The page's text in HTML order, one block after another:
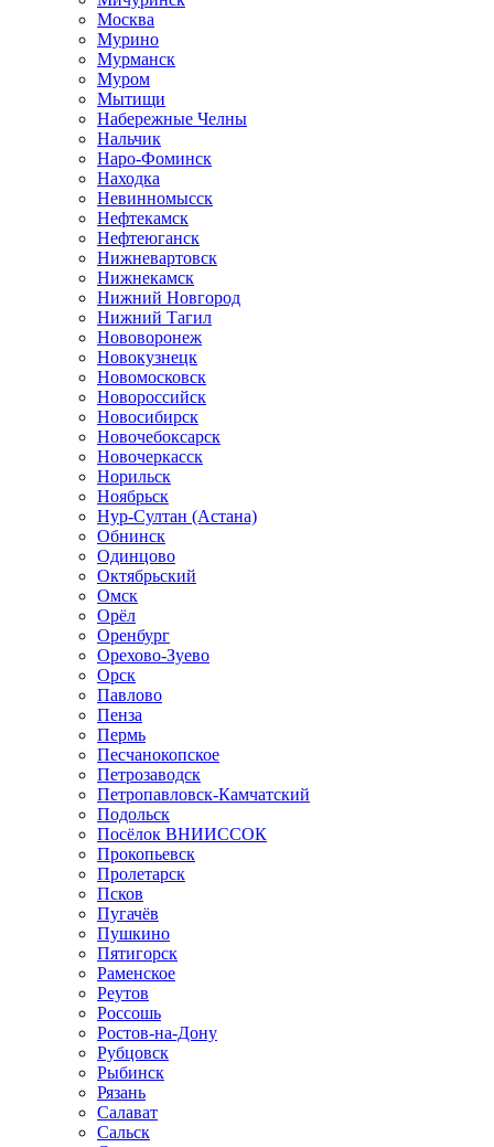
Москва
Мурино
Мурманск
Муром
Мытищи
Набережные Челны
Нальчик
Наро-Фоминск
Находка
Невинномысск
Нефтекамск
Нефтеюганск
Нижневартовск
Нижнекамск
Нижний Новгород
Нижний Тагил
Нововоронеж
Новокузнецк
Новомосковск
Новороссийск
Новосибирск
Новочебоксарск
Новочеркасск
Норильск
Ноябрьск
Нур-Султан (Астана)
Обнинск
Одинцово
Октябрьский
Омск
Орёл
Оренбург
Орехово-Зуево
Орск
Павлово
Пенза
Пермь
Песчанокопское
Петрозаводск
Петропавловск-Камчатский
Подольск
Посёлок ВНИИССОК
Прокопьевск
Пролетарск
Псков
Пугачёв
Пушкино
Пятигорск
Раменское
Реутов
Россошь
Ростов-на-Дону
Рубцовск
Рыбинск
Рязань
Салават
Сальск